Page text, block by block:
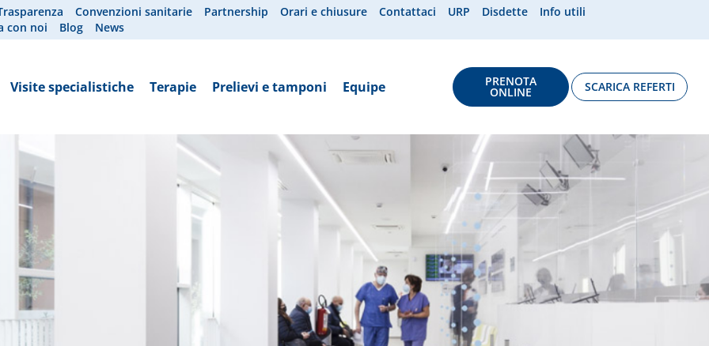
Convenzioni sanitarie Partnership Orari e chiusure Contattaci URP Disdette
Info utili
con noi
Blog News
Visite specialistiche Terapie Prelievi e tamponi Equipe PRENOTA
ONLINE SCARICA REFERTI